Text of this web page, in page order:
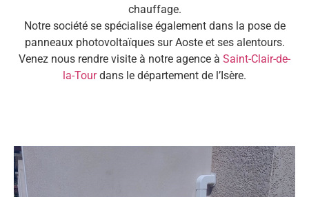
chauffage.
Notre société se spécialise également dans la pose de
panneaux photovoltaïques sur Aoste et ses alentours.
Venez nous rendre visite à notre agence à Saint-Clair-de-
la-Tourdans le département de l’Isère.